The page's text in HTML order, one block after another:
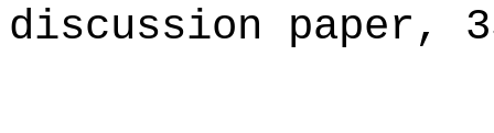
discussion paper,